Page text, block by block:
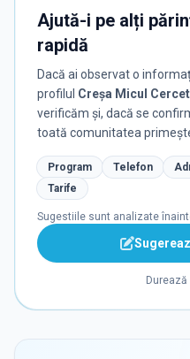
Ajută-i pe alți
rapidă
Dacă ai observat o
profilul Creşa Micul
verificăm și, dacă se
toată comunitatea
Program Telefon
Tarife
Sugestiile sunt analizate